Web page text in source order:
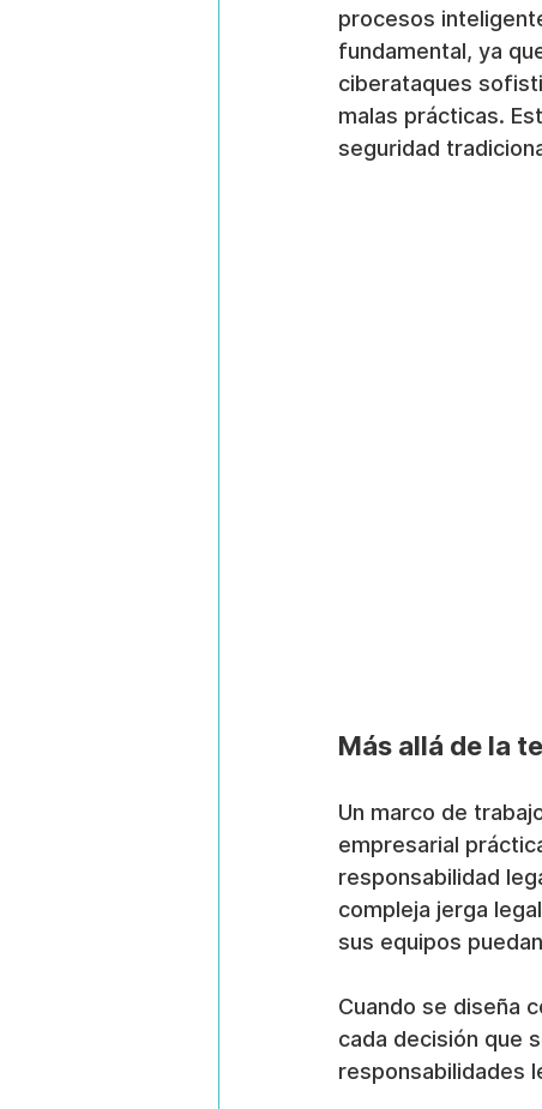
procesos
fundamental, ya
ciberataques
malas prácticas.
seguridad
Más allá de la
Un marco de
empresarial
responsabilidad
compleja jerga
sus equipos
Cuando se diseña
cada decisión que
responsabilidades